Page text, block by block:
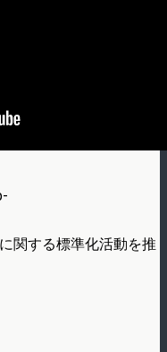
関する標準化活動を推